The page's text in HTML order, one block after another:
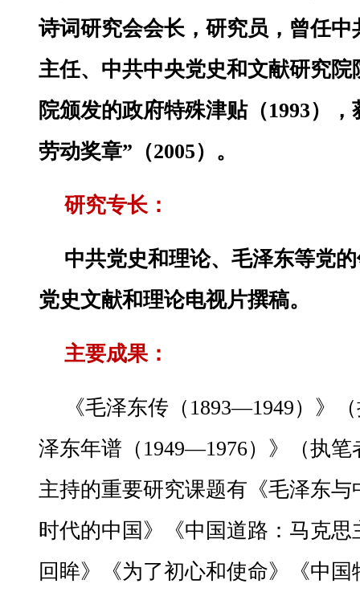
诗词研究会会长，研究员，曾任
主任、中共中央党史和文献研究
院颁发的政府特殊津贴（1993）
劳动奖章”（2005）。
研究专长：
中共党史和理论、毛泽东等党
党史文献和理论电视片撰稿。
主要成果：
《毛泽东传（1893—1949）》
泽东年谱（1949—1976）》（执
主持的重要研究课题有《毛泽东
时代的中国》《中国道路：马克
回眸》《为了初心和使命》《中